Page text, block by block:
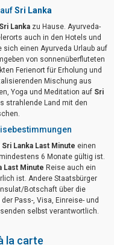
Sri Lanka
Sri Lankazu Hause. Ayurveda-
auch in den Hotels und
sich einen Ayurveda Urlaub auf
von sonnenüberfluteten
Ferienort für Erholung und
Mischung aus
Yoga und Meditation auf Sri
strahlende Land mit den
Sri Lanka Last Minute einen
6 Monate gültig ist.
Last Minute Reise auch ein
ist. Andere Staatsbürger
Botschaft über die
Pass-, Visa, Einreise- und
selbst verantwortlich.
la carte